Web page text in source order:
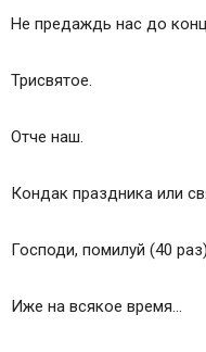
Не предаждь нас до
Трисвятое.
Отче наш.
Кондак праздника или
Господи, помилуй (40
Иже на всякое время…